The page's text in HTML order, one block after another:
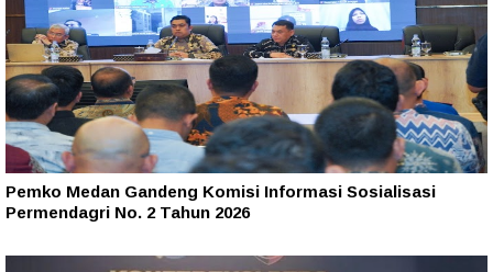
Pemko Medan Gandeng Komisi Informasi Sosialisasi
Permendagri No. 2 Tahun 2026